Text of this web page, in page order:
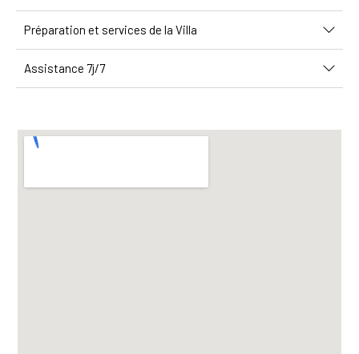
Préparation et services de la Villa
Assistance 7j/7